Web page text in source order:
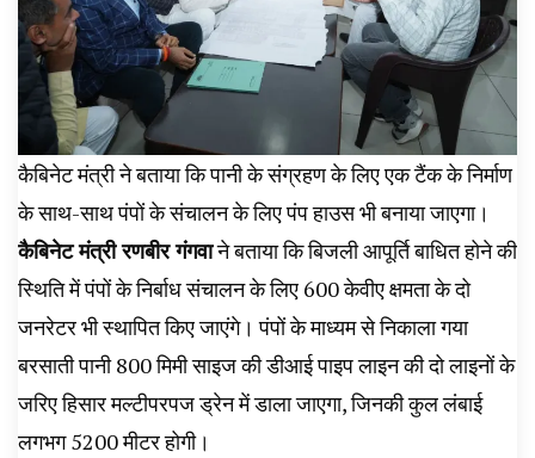
कैबिनेट मंत्री ने बताया कि पानी के संग्रहण के लिए एक टैंक के निर्माण
के साथ-साथ पंपों के संचालन के लिए पंप हाउस भी बनाया जाएगा।
कैबिनेट मंत्री रणबीर गंगवाने बताया कि बिजली आपूर्ति बाधित होने की
स्थिति में पंपों के निर्बाध संचालन के लिए 600 केवीए क्षमता के दो
जनरेटर भी स्थापित किए जाएंगे। पंपों के माध्यम से निकाला गया
बरसाती पानी 800 मिमी साइज की डीआई पाइप लाइन की दो लाइनों के
जरिए हिसार मल्टीपरपज ड्रेन में डाला जाएगा, जिनकी कुल लंबाई
लगभग 5200 मीटर होगी।